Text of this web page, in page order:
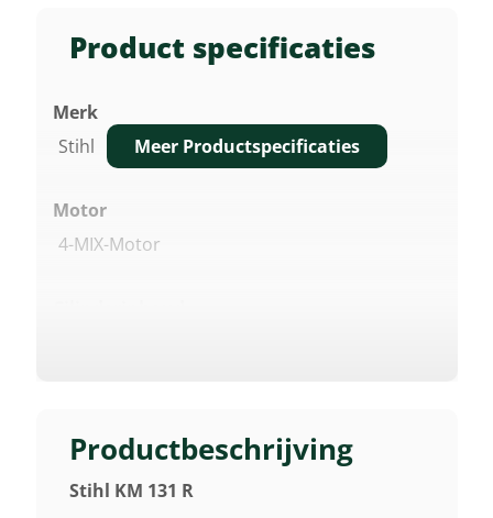
Productbeschrijving
Stihl KM 131 R
Product specificaties
Merk
Stihl
Motor
4-MIX-Motor
1,4 KW/1,9 Pk
Geluidsverm. Niveau Lwa
Meer Productspecificaties